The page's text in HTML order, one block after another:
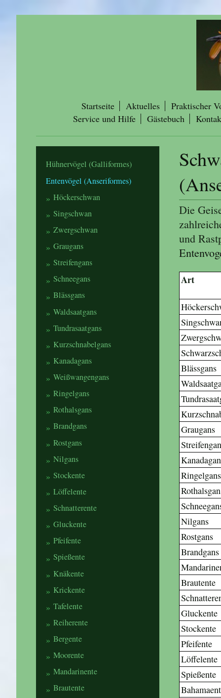
Startseite Aktuelles
Praktischer
Service und Hilfe
Gästebuch
Die
und
Blässgans
Graugans
Ringelgans
Nilgans
Rostgans
Brandgans
Brautente
Gluckente
Stockente
Pfeifente
Löffelente
Spießente
Hühnervögel (Galliformes)
Entenvögel (Anseriformes)
Höckerschwan
Singschwan
Zwergschwan
Graugans
Streifengans
Schneegans
Blässgans
Waldsaatgans
Tundrasaatgans
Kurzschnabelgans
Kanadagans
Weißwangengans
Ringelgans
Rothalsgans
Brandgans
Rostgans
Nilgans
Stockente
Löffelente
Schnatterente
Gluckente
Pfeifente
Spießente
Knäkente
Krickente
Tafelente
Reiherente
Bergente
Moorente
Mandarinente
Brautente